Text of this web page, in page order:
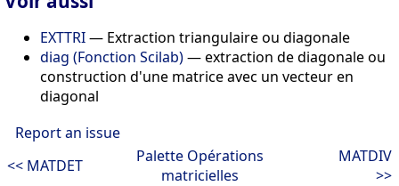
EXTTRI— Extraction triangulaire ou diagonale
diag (Fonction Scilab)— extraction de diagonale ou
construction d'une matrice avec un vecteur en
diagonal
Report an issue
<< MATDET
Palette Opérations
matricielles
MATDIV
>>